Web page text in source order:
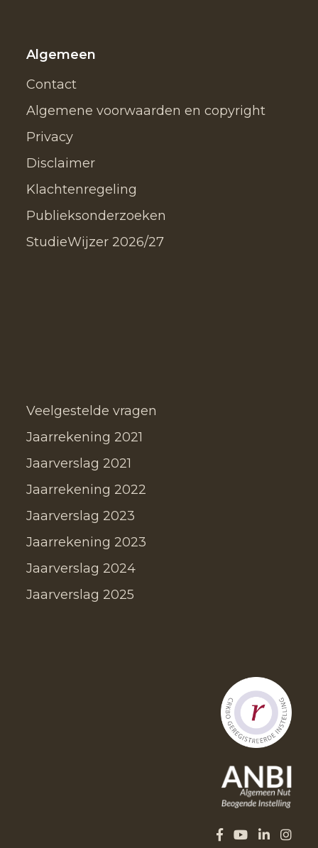
Algemeen
Contact
Algemene voorwaarden en copyright
Privacy
Disclaimer
Klachtenregeling
Publieksonderzoeken
StudieWijzer 2026/27
Veelgestelde vragen
Jaarrekening 2021
Jaarverslag 2021
Jaarrekening 2022
Jaarverslag 2023
Jaarrekening 2023
Jaarverslag 2024
Jaarverslag 2025